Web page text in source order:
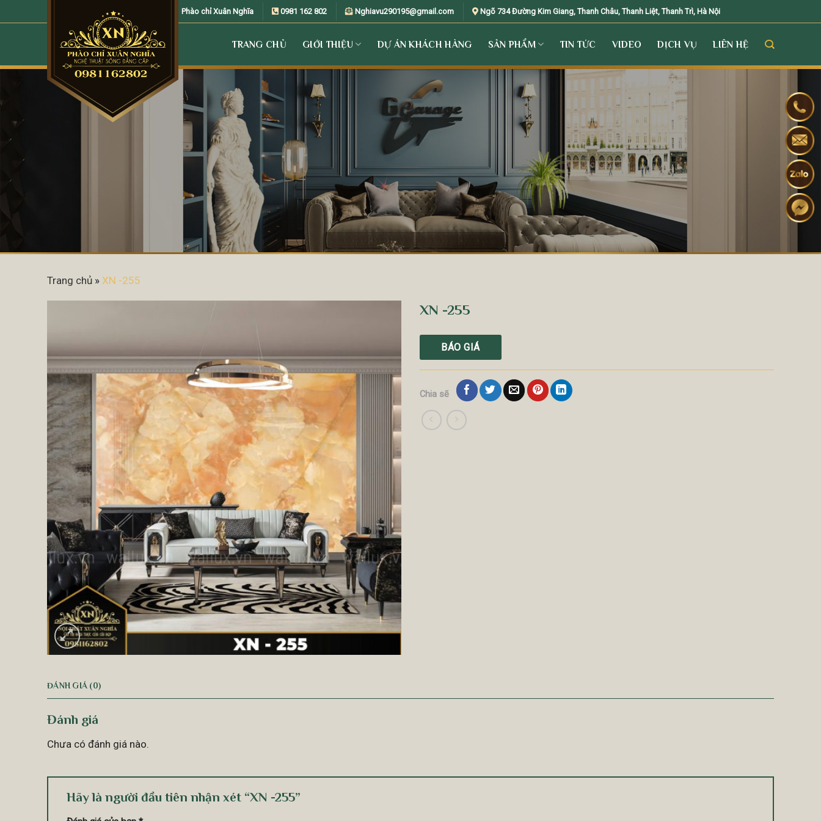
to
Phào chỉ Xuân Nghĩa 0981 162 802 Nghiavu290195@gmail.com Ngõ 734 Đường Kim Giang, Thanh Châu, Thanh Liệt, Thanh Trì, Hà Nội
TRANG CHỦ GIỚI THIỆU DỰ ÁN KHÁCH HÀNG SẢN PHẨM TIN TỨC VIDEO DỊCH VỤ LIÊN HỆ
Trang chủ » XN -255
XN -255
BÁO GIÁ
Chia sẽ
ĐÁNH GIÁ (0)
Đánh giá
Chưa có đánh giá nào.
Hãy là người đầu tiên nhận xét “XN -255”